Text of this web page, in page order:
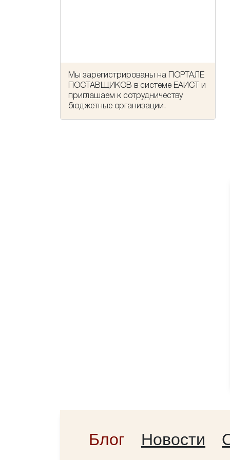
Мы зарегистрированы на ПОРТАЛЕ
ПОСТАВЩИКОВ в системе ЕАИСТ и
приглашаем к сотрудничеству
бюджетные организации.
Блог Новости